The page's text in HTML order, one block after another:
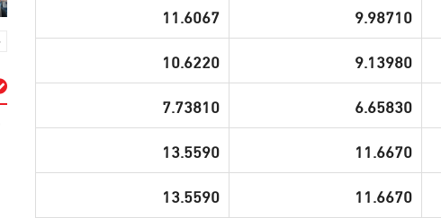
9.98710
11.6067
9.13980
10.6220
6.65830
7.73810
11.6670
13.5590
11.6670
13.5590